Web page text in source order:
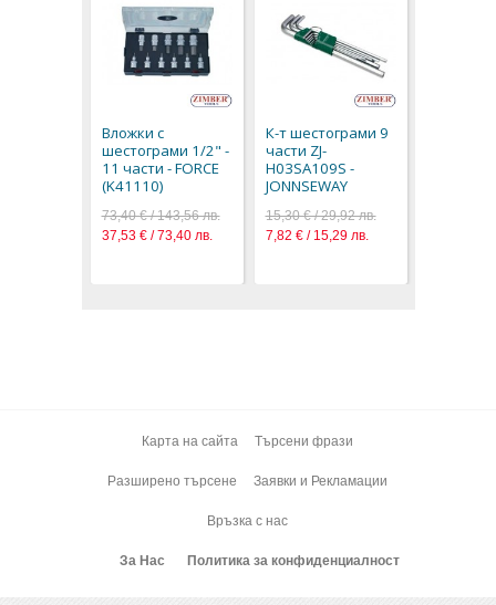
Вложки с
шестограми 1/2" -
11 части - FORCE
(K41110)
73,40 € / 143,56 лв.
37,53 € / 73,40 лв.
К-т шестограми 9
части ZJ-
H03SA109S -
JONNSEWAY
15,30 € / 29,92 лв.
7,82 € / 15,29 лв.
Карта на сайта Търсени фрази
Разширено търсене Заявки и Рекламации
Връзка с нас
За Нас Политика за конфиденциалност